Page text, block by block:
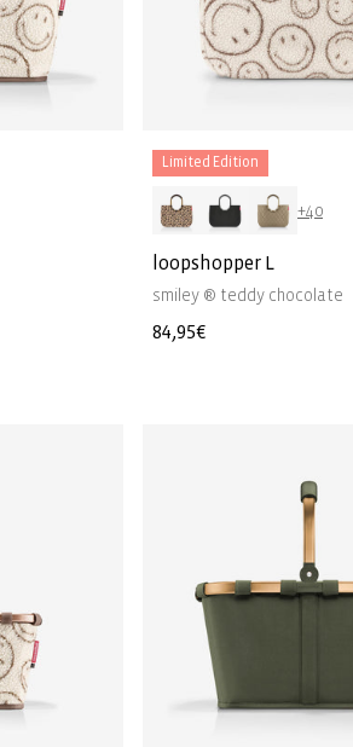
Limited Edition
+40
loopshopper L
smiley ® teddy chocolate
Normale
84,95€